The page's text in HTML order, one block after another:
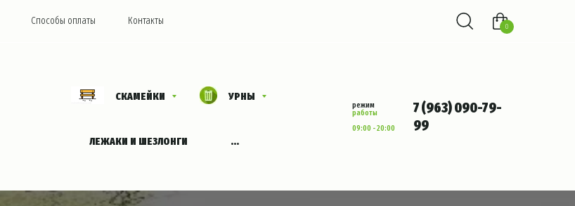
Способы оплаты Контакты 0
СКАМЕЙКИ УРНЫ
ЛЕЖАКИ И ШЕЗЛОНГИ ...
режим
работы
09:00 - 20:00
7 (963) 090-79-
99